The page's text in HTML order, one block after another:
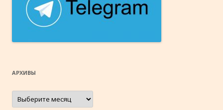
АРХИВЫ
Архивы